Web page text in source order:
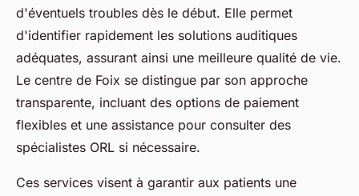
d'éventuels troubles dès le début. Elle permet
d'identifier rapidement les solutions auditiques
adéquates, assurant ainsi une meilleure qualité de vie.
Le centre de Foix se distingue par son approche
transparente, incluant des options de paiement
flexibles et une assistance pour consulter des
spécialistes ORL si nécessaire.
Ces services visent à garantir aux patients une